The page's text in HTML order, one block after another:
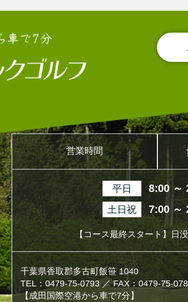
営業時間
平日 8:00 ～
土日祝 7:00 ～
【コース最終スタート】日
千葉県香取郡多古町飯笹 1040
TEL：0479-75-0793 ／ FAX：0479-75-
【成田国際空港から車で7分】